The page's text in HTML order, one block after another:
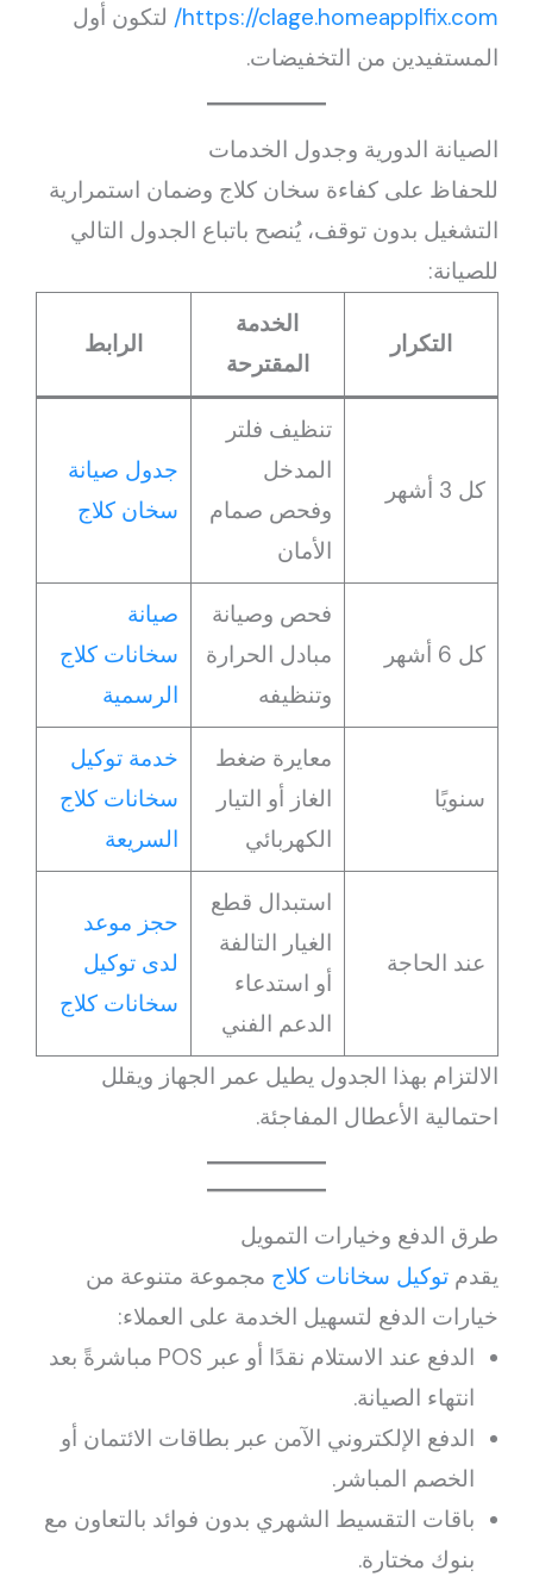
https://clage.homeapplfix.com/ لتكون أول
المستفيدين من التخفيضات.
الصيانة الدورية وجدول الخدمات
للحفاظ على كفاءة سخان كلاج وضمان استمرارية
التشغيل بدون توقف، يُنصح باتباع الجدول التالي
للصيانة:
التكرار
الخدمة
المقترحة
الرابط
كل 3 أشهر
تنظيف فلتر
المدخل
وفحص صمام
الأمان
جدول صيانة
سخان كلاج
كل 6 أشهر
فحص وصيانة
مبادل الحرارة
وتنظيفه
صيانة
سخانات كلاج
الرسمية
سنويًا
معايرة ضغط
الغاز أو التيار
الكهربائي
خدمة توكيل
سخانات كلاج
السريعة
عند الحاجة
استبدال قطع
الغيار التالفة
أو استدعاء
الدعم الفني
حجز موعد
لدى توكيل
سخانات كلاج
الالتزام بهذا الجدول يطيل عمر الجهاز ويقلل
احتمالية الأعطال المفاجئة.
طرق الدفع وخيارات التمويل
يقدمتوكيل سخانات كلاج مجموعة متنوعة من
خيارات الدفع لتسهيل الخدمة على العملاء:
الدفع عند الاستلام نقدًا أو عبر POS مباشرةً بعد
انتهاء الصيانة.
الدفع الإلكتروني الآمن عبر بطاقات الائتمان أو
الخصم المباشر.
باقات التقسيط الشهري بدون فوائد بالتعاون مع
بنوك مختارة.